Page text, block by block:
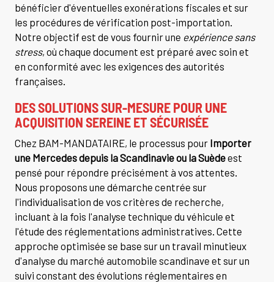
bénéficier d'éventuelles exonérations fiscales et sur
les procédures de vérification post-importation.
Notre objectif est de vous fournir une expérience sans
stress, où chaque document est préparé avec soin et
en conformité avec les exigences des autorités
françaises.
DES SOLUTIONS SUR-MESURE POUR UNE
ACQUISITION SEREINE ET SÉCURISÉE
Chez BAM-MANDATAIRE, le processus pour Importer
une Mercedes depuis la Scandinavie ou la Suèdeest
pensé pour répondre précisément à vos attentes.
Nous proposons une démarche centrée sur
l'individualisation de vos critères de recherche,
incluant à la fois l'analyse technique du véhicule et
l'étude des réglementations administratives. Cette
approche optimisée se base sur un travail minutieux
d'analyse du marché automobile scandinave et sur un
suivi constant des évolutions réglementaires en